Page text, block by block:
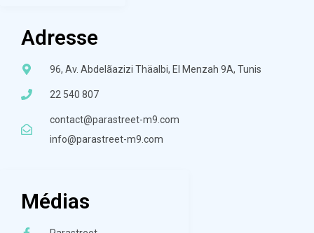
Adresse
96, Av. Abdelãazizi Thäalbi, El Menzah 9A, Tunis
22 540 807
contact@parastreet-m9.com
info@parastreet-m9.com
Médias